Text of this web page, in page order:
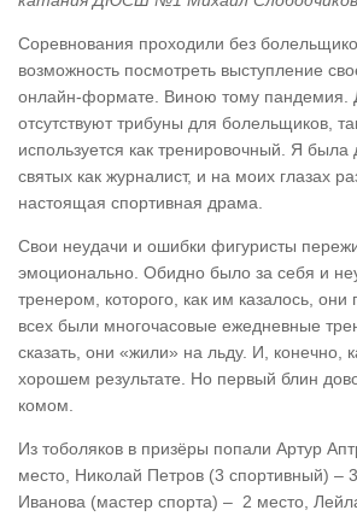
Соревнования проходили без
возможность посмотреть выступление
онлайн-формате. Виною тому пандемия.
отсутствуют трибуны для болельщиков,
используется как тренировочный. Я
святых как журналист, и на моих глазах
настоящая спортивная драма.
Свои неудачи и ошибки фигуристы
эмоционально. Обидно было за себя и
тренером, которого, как им казалось,
всех были многочасовые ежедневные
сказать, они «жили» на льду. И, конечно,
хорошем результате. Но первый блин
комом.
Из тоболяков в призёры попали Артур
место, Николай Петров (3 спортивный) –
Иванова (мастер спорта) – 2 место,